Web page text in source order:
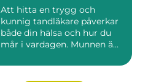
Att hitta en trygg och
kunnig tandläkare påverkar
både din hälsa och hur du
mår i vardagen. Munnen ä...